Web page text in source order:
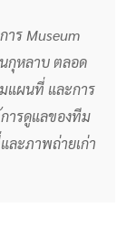
าร Museum
กุหลาบ ตลอด
มแผนที่ และการ
ารดูแลของทีม
ละภาพถ่ายเก่า